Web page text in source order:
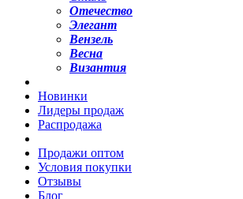
Отечество
Элегант
Вензель
Весна
Византия
Новинки
Лидеры продаж
Распродажа
Продажи оптом
Условия покупки
Отзывы
Блог